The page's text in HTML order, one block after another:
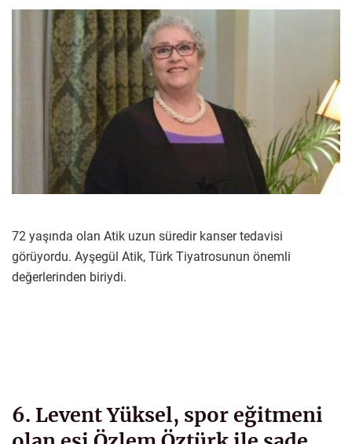
72 yaşında olan Atik uzun süredir kanser tedavisi
görüyordu. Ayşegül Atik, Türk Tiyatrosunun önemli
değerlerinden biriydi.
6. Levent Yüksel, spor eğitmeni